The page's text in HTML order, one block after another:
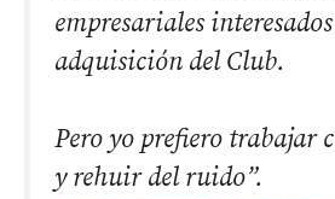
empresariales
adquisición del Club.
Pero yo prefiero trabajar
y rehuir del ruido”.